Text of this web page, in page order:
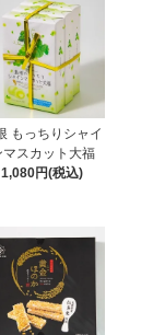
もっちりシャイ
マスカット大福
1,080円(税込)